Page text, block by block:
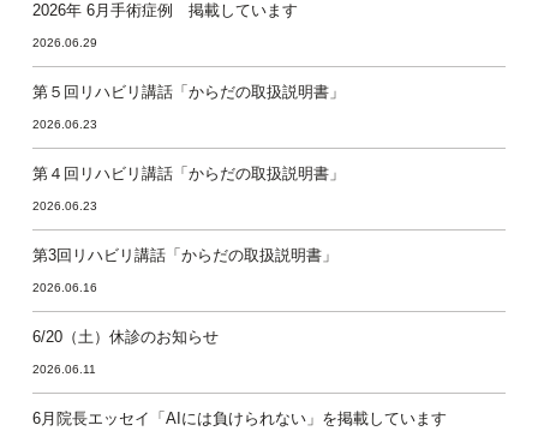
2026年 6月手術症例 掲載しています
2026.06.29
第５回リハビリ講話「からだの取扱説明書」
2026.06.23
第４回リハビリ講話「からだの取扱説明書」
2026.06.23
第3回リハビリ講話「からだの取扱説明書」
2026.06.16
6/20（土）休診のお知らせ
2026.06.11
6月院長エッセイ「AIには負けられない」を掲載しています